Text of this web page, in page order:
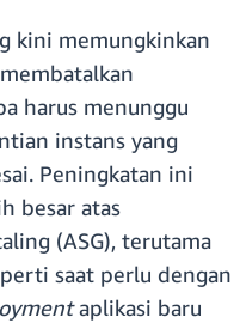
kini memungkinkan
harus menunggu
instans yang
Peningkatan ini
besar atas
(ASG), terutama
saat perlu dengan
aplikasi baru